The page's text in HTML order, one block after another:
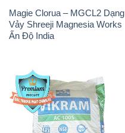
Magie Clorua – MGCL2 Dạng
Vảy Shreeji Magnesia Works
Ấn Độ India